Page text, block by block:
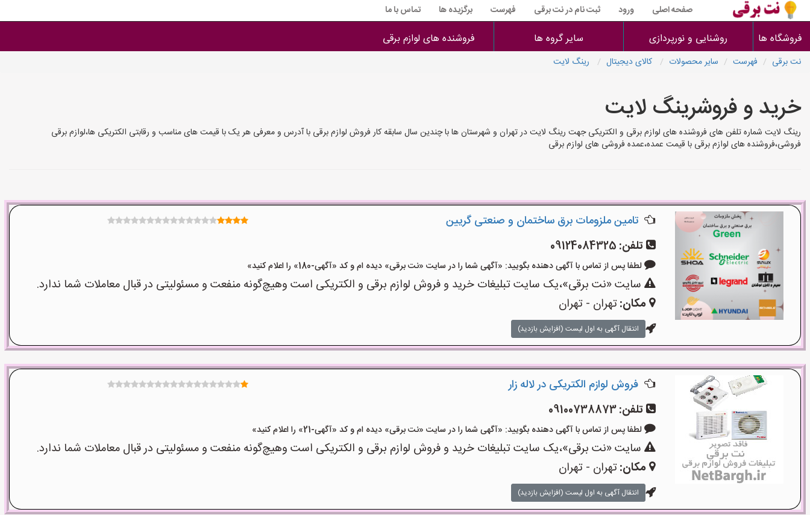
صفحه اصلی ورود ثبت نام در نت برقی فهرست برگزیده ها تماس با ما
فروشگاه ها روشنایی و نورپردازی سایر گروه ها فروشنده های لوازم برقی
نت برقی فهرست سایر محصولات کالای دیجیتال رینگ لایت
خرید و فروشرینگ لایت
رینگ لایت شماره تلفن های فروشنده های لوازم برقی و الکتریکی جهت رینگ لایت در تهران و شهرستان ها با چندین سال سابقه کار فروش لوازم برقی با آدرس و معرفی هر یک با قیمت های مناسب و رقابتی الکتریکی ها،لوازم برقی
فروشی،فروشنده های لوازم برقی با قیمت عمده،عمده فروشی های لوازم برقی
تامین ملزومات برق ساختمان و صنعتی گریین
تلفن: 09124084325
لطفا پس از تماس با آگهی دهنده بگویید: «آگهی شما را در سایت «نت برقی» دیده ام و کد «آگهی-180» را اعلام کنید»
سایت «نت برقی»،یک سایت تبلیغات خرید و فروش لوازم برقی و الکتریکی است وهیچ‌گونه منفعت و مسئولیتی در قبال معاملات شما ندارد.
مکان:تهران - تهران
انتقال آگهی به اول لیست (افزایش بازدید)
فروش لوازم الکتریکی در لاله زار
تلفن:09100738873
لطفا پس از تماس با آگهی دهنده بگویید: «آگهی شما را در سایت «نت برقی» دیده ام و کد «آگهی-21» را اعلام کنید»
سایت «نت برقی»،یک سایت تبلیغات خرید و فروش لوازم برقی و الکتریکی است وهیچ‌گونه منفعت و مسئولیتی در قبال معاملات شما ندارد.
مکان:تهران - تهران
انتقال آگهی به اول لیست (افزایش بازدید)